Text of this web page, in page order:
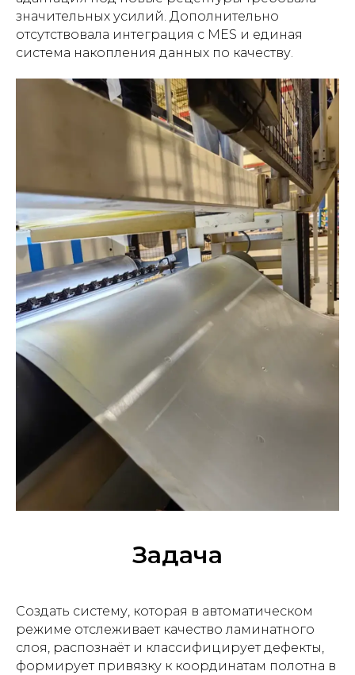
значительных усилий. Дополнительно
отсутствовала интеграция с MES и единая
система накопления данных по качеству.
Задача
Создать систему, которая в автоматическом
режиме отслеживает качество ламинатного
слоя, распознаёт и классифицирует дефекты,
формирует привязку к координатам полотна в